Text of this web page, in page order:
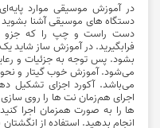
در آموزش موسیقی موارد
دستگاه های موسیقی آشنا
دست راست و چپ را که جزو
فرابگیرید. در آموزش ساز شاید
بشود. پس توجه به جزئیات و
می‌شود. آموزش خوب گیتار و
می‌باشد. آکورد اجزای تشکیل
اجرای هم‌زمان نت ها را روی
ها را به صورت همزمان اجرا
انجام بدهید. استفاده از